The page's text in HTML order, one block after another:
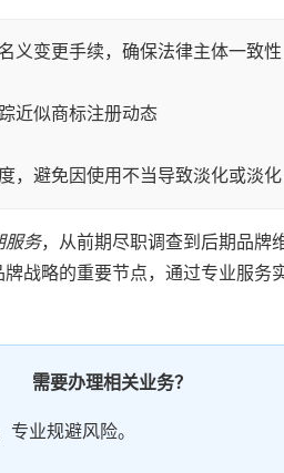
义变更手续，确保法律主体一致性
近似商标注册动态
，避免因使用不当导致淡化或淡化
服务，从前期尽职调查到后期品牌
战略的重要节点，通过专业服务
需要办理相关业务？
业规避风险。